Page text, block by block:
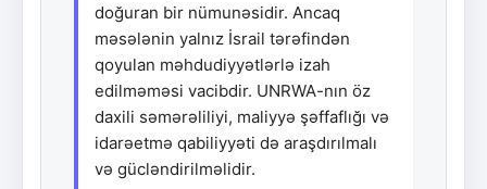
doğuran bir nümunəsidir. Ancaq
məsələnin yalnız İsrail tərəfindən
qoyulan məhdudiyyətlərlə izah
edilməməsi vacibdir. UNRWA-nın öz
daxili səmərəliliyi, maliyyə şəffaflığı və
idarəetmə qabiliyyəti də araşdırılmalı
və gücləndirilməlidir.